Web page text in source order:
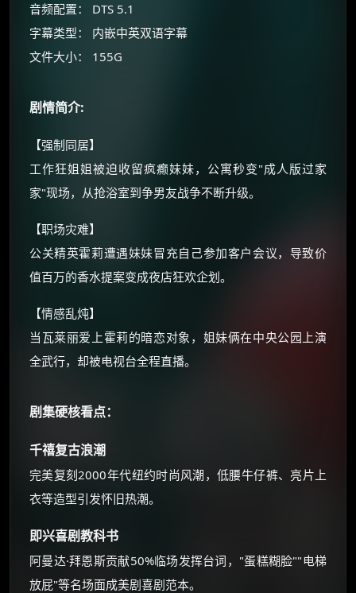
音频配置： DTS 5.1
字幕类型： 内嵌中英双语字幕
文件大小： 155G
剧情简介:
【强制同居】
工作狂姐姐被迫收留疯癫妹妹，公寓秒变"成人版过家
家"现场，从抢浴室到争男友战争不断升级。
【职场灾难】
公关精英霍莉遭遇妹妹冒充自己参加客户会议，导致价
值百万的香水提案变成夜店狂欢企划。
【情感乱炖】
当瓦莱丽爱上霍莉的暗恋对象，姐妹俩在中央公园上演
全武行，却被电视台全程直播。
剧集硬核看点：
千禧复古浪潮
完美复刻2000年代纽约时尚风潮，低腰牛仔裤、亮片上
衣等造型引发怀旧热潮。
即兴喜剧教科书
阿曼达·拜恩斯贡献50%临场发挥台词，"蛋糕糊脸""电梯
放屁"等名场面成美剧喜剧范本。
☕
优惠券、活动红包，每日可领。